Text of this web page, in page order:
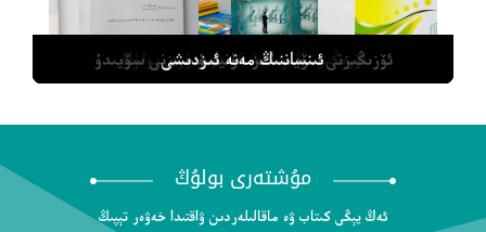
پىسخىكىلىق ساغلاملىق
پىسخىك ھالەت ۋە تەقدىر
ئۆزىڭىزنىڭ پىسخىكا دوختۇرى بولۇڭ
ئۆزىڭىزنى سۆيسىڭىز دۇنيامۇ سىزنى سۆيىدۇ
ئىنساننىڭ مەنە ئىزدىشى
مۇشتەرى بولۇڭ
ئەڭ يېڭى كىتاب ۋە ماقالىلەردىن ۋاقتىدا خەۋەر تېپىڭ